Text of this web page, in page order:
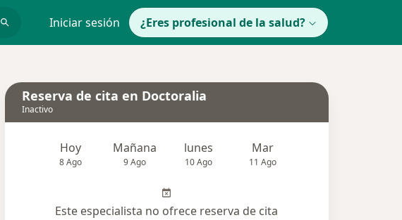
Iniciar sesión ¿Eres profesional de la salud?
Reserva de cita en Doctoralia
Inactivo
Hoy
8 Ago
Mañana
9 Ago
lunes
10 Ago
Mar
11 Ago
Este especialista no ofrece reserva de cita